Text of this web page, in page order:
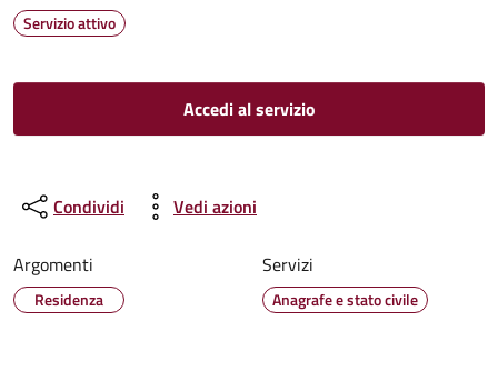
Servizio attivo
Accedi al servizio
Condividi Vedi azioni
Argomenti
Residenza
Servizi
Anagrafe e stato civile